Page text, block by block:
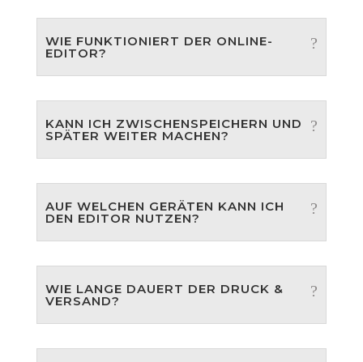
WIE FUNKTIONIERT DER ONLINE-
EDITOR?
KANN ICH ZWISCHENSPEICHERN UND
SPÄTER WEITER MACHEN?
AUF WELCHEN GERÄTEN KANN ICH
DEN EDITOR NUTZEN?
WIE LANGE DAUERT DER DRUCK &
VERSAND?